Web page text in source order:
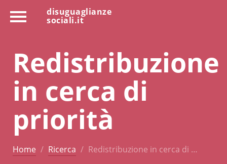
disuguaglianze
sociali.it
Redistribuzione
in cerca di
priorità
Home Ricerca Redistribuzione in cerca di …